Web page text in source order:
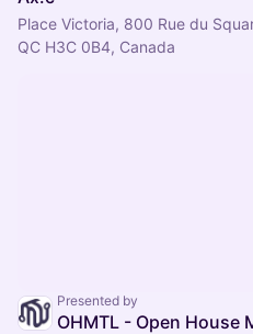
Place Victoria, 800 Rue du
QC H3C 0B4, Canada
Presented by